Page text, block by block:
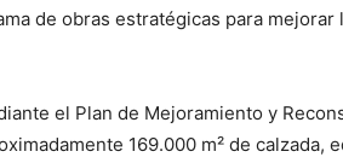
de obras estratégicas para
el Plan de Mejoramiento y
169.000 m² de calzada,